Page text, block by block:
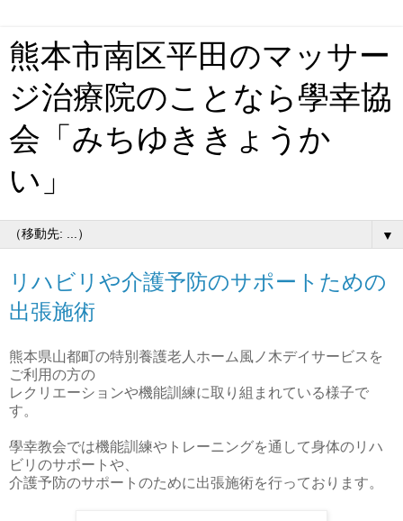
熊本市南区平田のマッサー
ジ治療院のことなら學幸協
会「みちゆききょうか
い」
▼
リハビリや介護予防のサポートための
出張施術
熊本県山都町の特別養護老人ホーム風ノ木デイサービスを
ご利用の方の
レクリエーションや機能訓練に取り組まれている様子で
す。
學幸教会では機能訓練やトレーニングを通して身体のリハ
ビリのサポートや、
介護予防のサポートのために出張施術を行っております。